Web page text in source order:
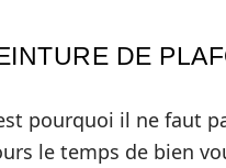
DE
pourquoi il ne faut
le temps de bien